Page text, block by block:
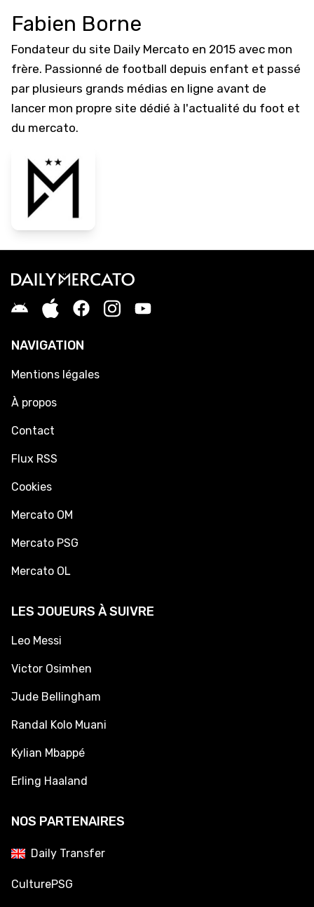
Fabien Borne
Fondateur du site Daily Mercato en 2015 avec mon
frère. Passionné de football depuis enfant et passé
par plusieurs grands médias en ligne avant de
lancer mon propre site dédié à l'actualité du foot et
du mercato.
NAVIGATION
Mentions légales
À propos
Contact
Flux RSS
Cookies
Mercato OM
Mercato PSG
Mercato OL
LES JOUEURS À SUIVRE
Leo Messi
Victor Osimhen
Jude Bellingham
Randal Kolo Muani
Kylian Mbappé
Erling Haaland
NOS PARTENAIRES
Daily Transfer
CulturePSG